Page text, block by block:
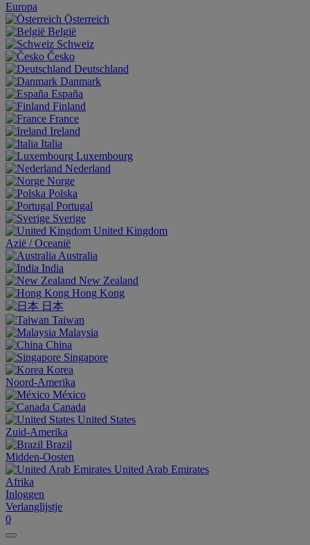
Europa
Österreich
België
Schweiz
Česko
Deutschland
Danmark
España
Finland
France
Ireland
Italia
Luxembourg
Nederland
Norge
Polska
Portugal
Sverige
United Kingdom
Aziё / Oceaniё
Australia
India
New Zealand
Hong Kong
日本
Taiwan
Malaysia
China
Singapore
Korea
Noord-Amerika
México
Canada
United States
Zuid-Amerika
Brazil
Midden-Oosten
United Arab Emirates
Afrika
Inloggen
Verlanglijstje
0